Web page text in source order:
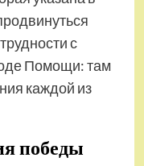
с
Помощи: там
каждой из
победы